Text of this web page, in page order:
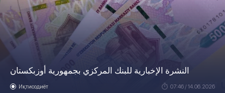
النشرة الإخبارية للبنك المركزي بجمهورية أوزبكستان
Иқтисодиёт 07:46 / 14.06.2026